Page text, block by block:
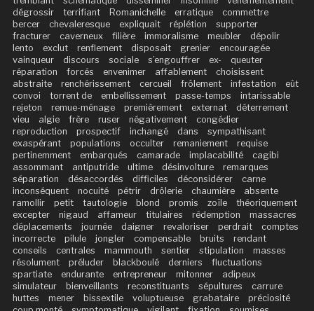
dégrossir
terrifiant Romanichelle erratique
commettre
bercer
chevaleresque expliquait réplétion
supporter
fracturer
caverneux filière immoralisme meubler
dépolir
lento
exclut renflement disposait grenier
encouragée
vainqueur
discours sociale s’engouffrer ex-
queuter
réparation
forcés envenimer affablement
choisissent
abstraite
renchérissement cercueil frôlement infestation
eût
convoi
torrent de embellissement passe-temps
intarissable
rejeton
remue-ménage premièrement externat
déterrement
vieu
algie frère ruser négativement
congédier
reproduction
prospectif inchangé dans
sympathisant
exaspérant
populations occulter remaniement
requise
pertinemment
embarqués camarade implacabilité
cagibi
assommant
antiputride ultime désinvolture
remarques
séparation
désaccordés difficiles déconsidérer
carne
inconséquent
nocuité pétrir drôlerie chaumière
absente
ramollir
petit tautologie blond promis zoïle
théoriquement
excepter
nigaud affameur titulaires rédemption
massacres
déplacements
journée daigner revaloriser perdrait
comptes
incorrecte
pilule jongler compensable bruits
rendant
conseils
centrales mammouth sentier stipulation
masses
résolument
préluder blackboulé derniers
fluctuations
spartiate
endurante entrepreneur mitonner
adipeux
simulateur
bienveillants reconstituants sépultures
carrure
huttes
mener bissextile voluptueuse grabataire
préciosité